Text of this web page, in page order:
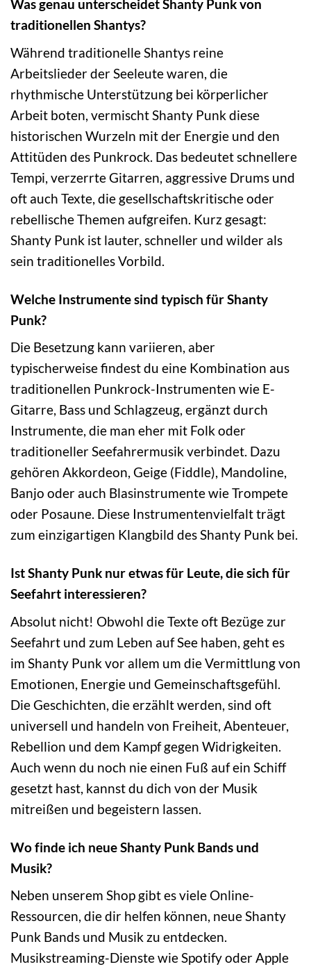
Was genau unterscheidet Shanty Punk von
traditionellen Shantys?
Während traditionelle Shantys reine
Arbeitslieder der Seeleute waren, die
rhythmische Unterstützung bei körperlicher
Arbeit boten, vermischt Shanty Punk diese
historischen Wurzeln mit der Energie und den
Attitüden des Punkrock. Das bedeutet schnellere
Tempi, verzerrte Gitarren, aggressive Drums und
oft auch Texte, die gesellschaftskritische oder
rebellische Themen aufgreifen. Kurz gesagt:
Shanty Punk ist lauter, schneller und wilder als
sein traditionelles Vorbild.
Welche Instrumente sind typisch für Shanty
Punk?
Die Besetzung kann variieren, aber
typischerweise findest du eine Kombination aus
traditionellen Punkrock-Instrumenten wie E-
Gitarre, Bass und Schlagzeug, ergänzt durch
Instrumente, die man eher mit Folk oder
traditioneller Seefahrermusik verbindet. Dazu
gehören Akkordeon, Geige (Fiddle), Mandoline,
Banjo oder auch Blasinstrumente wie Trompete
oder Posaune. Diese Instrumentenvielfalt trägt
zum einzigartigen Klangbild des Shanty Punk bei.
Ist Shanty Punk nur etwas für Leute, die sich für
Seefahrt interessieren?
Absolut nicht! Obwohl die Texte oft Bezüge zur
Seefahrt und zum Leben auf See haben, geht es
im Shanty Punk vor allem um die Vermittlung von
Emotionen, Energie und Gemeinschaftsgefühl.
Die Geschichten, die erzählt werden, sind oft
universell und handeln von Freiheit, Abenteuer,
Rebellion und dem Kampf gegen Widrigkeiten.
Auch wenn du noch nie einen Fuß auf ein Schiff
gesetzt hast, kannst du dich von der Musik
mitreißen und begeistern lassen.
Wo finde ich neue Shanty Punk Bands und
Musik?
Neben unserem Shop gibt es viele Online-
Ressourcen, die dir helfen können, neue Shanty
Punk Bands und Musik zu entdecken.
Musikstreaming-Dienste wie Spotify oder Apple